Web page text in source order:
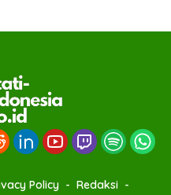
Policy
Redaksi